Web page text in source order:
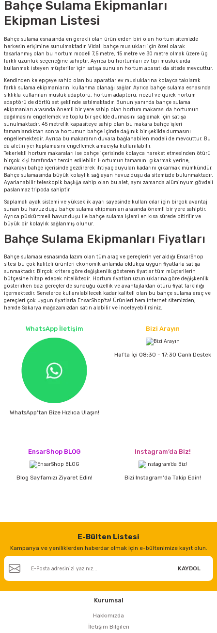
Bahçe Sulama Ekipmanları
Ekipman Listesi
Bahçe sulama esnasında en gerekli olan ürünlerden biri olan hortum sitemizde
herkesin erişimine sunulmaktadır. Vidalı bahçe muslukları için özel olarak
tasarlanmış olan bu hortum modeli 7,5 metre, 15 metre ve 30 metre olmak üzere üç
farklı uzunluk seçeneğine sahiptir. Ayrıca bu hortumları ev tipi musluklarda
kullanmak isteyen müşteriler için satışa sunulan hortum aparatı da sitede mevcuttur.
Kendinden kelepçeye sahip olan bu aparatlar ev musluklarına kolayca takılarak
farklı sulama ekipmanlarını kullanma olanağı sağlar. Ayrıca bahçe sulama esnasında
sıklıkla kullanılan musluk adaptörü, hortum adaptörü, nozul ve quick hortum
adaptörü de dörtlü set şeklinde satılmaktadır. Bunun yanında bahçe sulama
ekipmanları arasında önemli bir yere sahip olan hortum makarası da hortumun
dağılmasını engellemek ve toplu bir şekilde durmasını sağlamak için satışa
sunulmaktadır. 45 metrelik kapasiteye sahip olan bu makara bahçe işleri
tamamlandıktan sonra hortumun bahçe içinde dağınık bir şekilde durmasını
engellemektedir. Ayrıca bu makaranın duvara bağlanabilen modeli de mevcuttur. Bu
da aletin yer kaplamasını engellemek amacıyla kullanılabilir.
Tekerlekli hortum makaraları ise bahçe içerisinde kolayca hareket etmesinden ötürü
birçok kişi tarafından tercih edilebilir. Hortumun tamamını çıkarmak yerine,
makarayı bahçe içerisinde gezdirerek ihtiyaç duyulan kadarını çıkarmak mümkündür.
Bahçe sulamasında büyük kolaylık sağlayan havuz duşu da sitemizde bulunmaktadır.
Ayarlanabilir teleskopik başlığa sahip olan bu alet, aynı zamanda alüminyum gövdeli
paslanmaz tripoda sahiptir.
Saplamalı ayak sistemi ve yükseklik ayarı sayesinde kullanıcılar için birçok avantaj
sunan bu havuz duşu bahçe sulama ekipmanları arasında önemli bir yere sahiptir.
Ayrıca püskürtmeli havuz duşu ile bahçe sulama işlemi en kısa sürede bitirilir ve
büyük bir kolaylık sağlanmış olunur.
Bahçe Sulama Ekipmanları Fiyatları
Bahçe sulaması esnasında lazım olan tüm araç ve gereçlerin yer aldığı EnsarShop
sitesi bu çok kaliteli ürünleri ekonomik anlamda oldukça uygun fiyatlarla satışa
sunmaktadır. Birçok kritere göre değişkenlik gösteren fiyatlar tüm müşterilerin
bütçesine hitap edecek niteliktedir. Hortum fiyatları uzunluklarına göre değişkenlik
gösterirken bazı gereçler de sunduğu özellik ve avantajlardan ötürü fiyat farklılığı
içermektedir. Senelerce kullanılabilecek kadar kaliteli olan bu bahçe sulama araç ve
gereçleri çok uygun fiyatlarla EnsarShop'ta! Ürünleri hem internet sitemizden,
hemde Sakarya mağazamızdan satın alabilir ve inceleyebilirsiniz.
WhatsApp İletişim
WhatsApp'tan Bize Hızlıca Ulaşın!
Bizi Arayın
Hafta İçi 08:30 - 17:30 Canlı Destek
EnsarShop BLOG
Blog Sayfamızı Ziyaret Edin!
Instagram’da Biz!
Bizi Instagram'da Takip Edin!
E-Bülten Listesi
Kampanya ve yeniliklerden haberdar olmak için e-bültenimize kayıt olun.
KAYDOL
Kurumsal
Hakkımızda
İletişim Bilgileri